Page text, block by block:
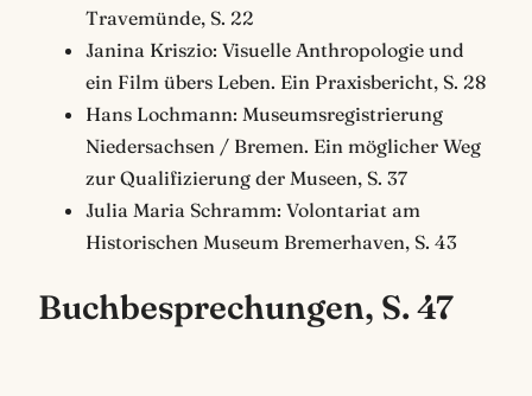
Travemünde, S. 22
Janina Kriszio: Visuelle Anthropologie und
ein Film übers Leben. Ein Praxisbericht, S. 28
Hans Lochmann: Museumsregistrierung
Niedersachsen / Bremen. Ein möglicher Weg
zur Qualifizierung der Museen, S. 37
Julia Maria Schramm: Volontariat am
Historischen Museum Bremerhaven, S. 43
Buchbesprechungen, S. 47